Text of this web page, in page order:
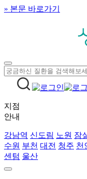
» 본문 바로가기
지점
안내
강남역 신도림 노원 잠
수원 부천 대전 청주 천
센텀 울산